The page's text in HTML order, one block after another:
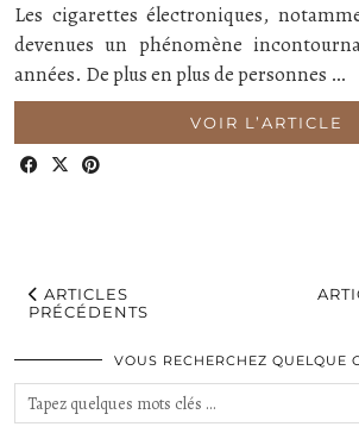
Les cigarettes électroniques,
devenues un phénomène
années. De plus en plus de personnes …
VOIR L’ARTICLE
ARTICLES
PRÉCÉDENTS
VOUS RECHERCHEZ QUELQUE